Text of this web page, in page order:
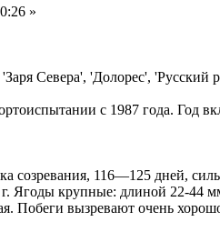
»
'Заря Севера', 'Долорес',
с 1987 года. Год
созревания, 116—125 дней,
Ягоды крупные: длиной 22-44
Побеги вызревают очень